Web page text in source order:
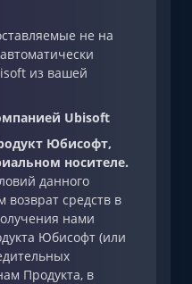
не на
из вашей
Ubisoft
Юбисофт,
носителе.
данного
возврат средств в
нами
Юбисофт (или
Продукта, в